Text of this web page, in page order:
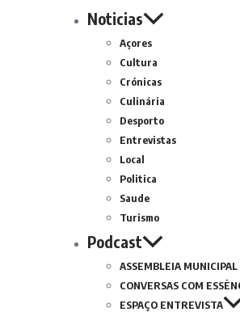
Noticias
Açores
Cultura
Crónicas
Culinária
Desporto
Entrevistas
Local
Politica
Saude
Turismo
Podcast
ASSEMBLEIA MUNICIPAL
CONVERSAS COM
ESPAÇO ENTREVISTA